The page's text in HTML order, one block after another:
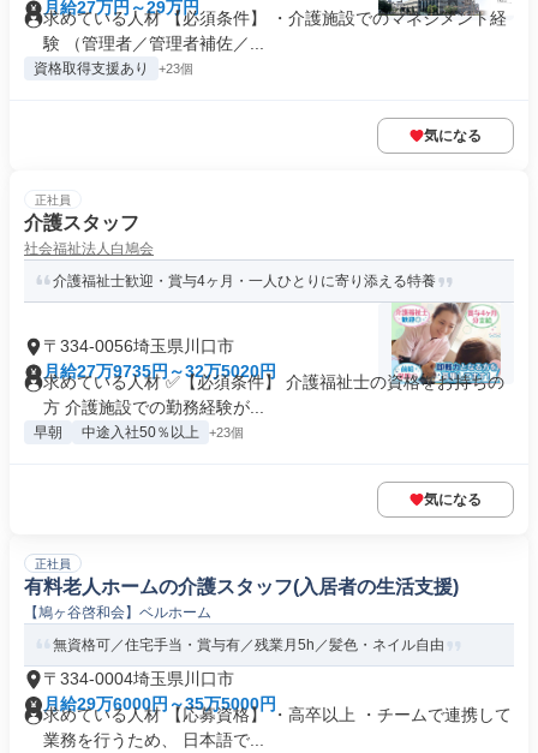
月給27万円～29万円
求めている人材 【必須条件】 ・介護施設でのマネジメント経
験 （管理者／管理者補佐／...
資格取得支援あり +23個
気になる
正社員
介護スタッフ
社会福祉法人白鳩会
介護福祉士歓迎・賞与4ヶ月・一人ひとりに寄り添える特養
〒334-0056埼玉県川口市
月給27万9735円～32万5020円
求めている人材 ✅【必須条件】 介護福祉士の資格をお持ちの
方 介護施設での勤務経験が...
早朝 中途入社50％以上 +23個
気になる
正社員
有料老人ホームの介護スタッフ(入居者の生活支援)
【鳩ヶ谷啓和会】ベルホーム
無資格可／住宅手当・賞与有／残業月5h／髪色・ネイル自由
〒334-0004埼玉県川口市
月給29万6000円～35万5000円
求めている人材 【応募資格】 ・高卒以上 ・チームで連携して
業務を行うため、 日本語で...